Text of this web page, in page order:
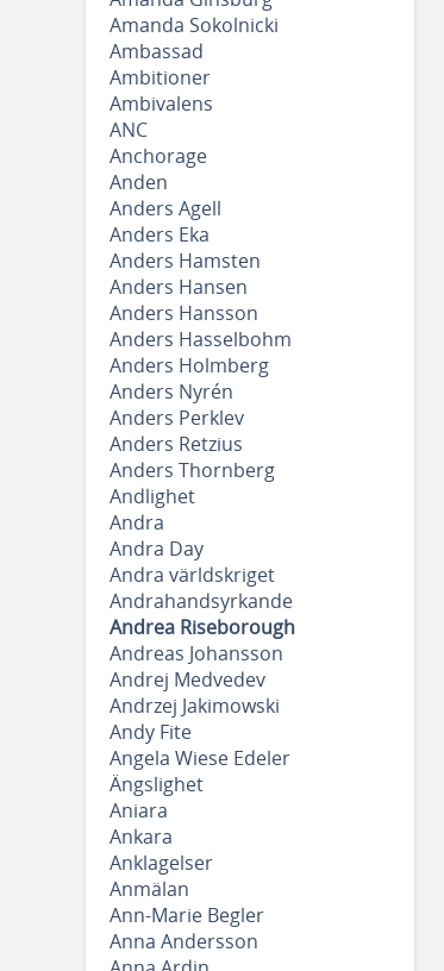
Amanda Sokolnicki
Ambassad
Ambitioner
Ambivalens
ANC
Anchorage
Anden
Anders Agell
Anders Eka
Anders Hamsten
Anders Hansen
Anders Hansson
Anders Hasselbohm
Anders Holmberg
Anders Nyrén
Anders Perklev
Anders Retzius
Anders Thornberg
Andlighet
Andra
Andra Day
Andra världskriget
Andrahandsyrkande
Andrea Riseborough
Andreas Johansson
Andrej Medvedev
Andrzej Jakimowski
Andy Fite
Angela Wiese Edeler
Ängslighet
Aniara
Ankara
Anklagelser
Anmälan
Ann-Marie Begler
Anna Andersson